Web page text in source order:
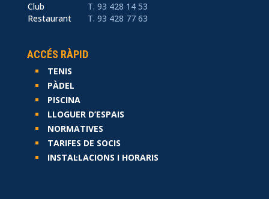
Club
T. 93 428 14 53
Restaurant
T. 93 428 77 63
ACCÉS RÀPID
TENIS
PÀDEL
PISCINA
LLOGUER D’ESPAIS
NORMATIVES
TARIFES DE SOCIS
INSTAL·LACIONS I HORARIS